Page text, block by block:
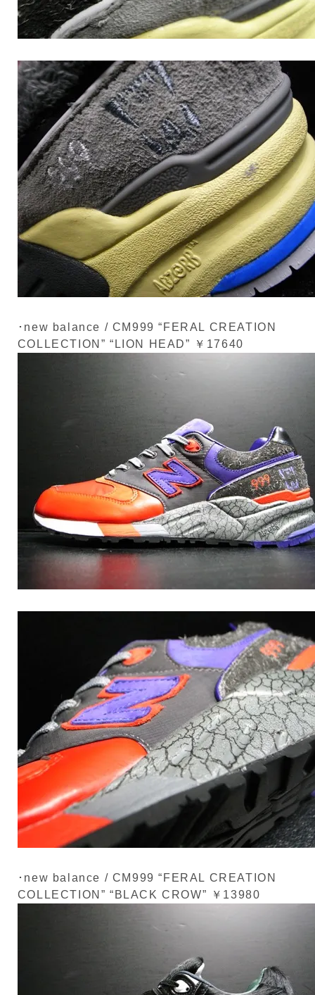
･new balance / CM999 “FERAL CREATION
COLLECTION” “LION HEAD” ￥17640
･new balance / CM999 “FERAL CREATION
COLLECTION” “BLACK CROW” ￥13980